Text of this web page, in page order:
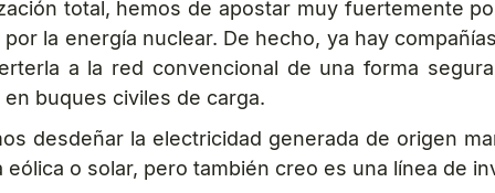
total, hemos de apostar muy fuertemente
la energía nuclear. De hecho, ya hay
a la red convencional de una forma
buques civiles de carga.
desdeñar la electricidad generada de origen
o solar, pero también creo es una línea de